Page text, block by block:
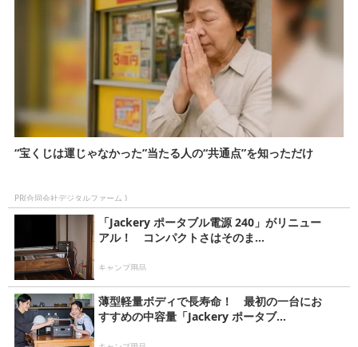
“宝くじは運じゃなかった”当たる人の“共通点”を知っただけ
PR(合同会社デジタルファーム )
「Jackery ポータブル電源 240」がリニュー
アル！ コンパクトさはそのま...
キャンプ用品
薄型軽量ボディで長寿命！ 最初の一台にお
すすめの中容量「Jackery ポータブ...